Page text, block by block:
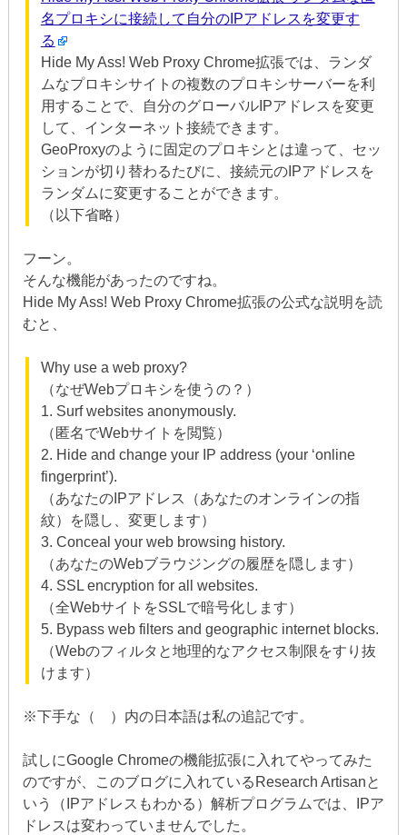
名プロキシに接続して自分のIPアドレスを変更す
る
Hide My Ass! Web Proxy Chrome拡張では、ランダ
ムなプロキシサイトの複数のプロキシサーバーを利
用することで、自分のグローバルIPアドレスを変更
して、インターネット接続できます。
GeoProxyのように固定のプロキシとは違って、セッ
ションが切り替わるたびに、接続元のIPアドレスを
ランダムに変更することができます。
（以下省略）
フーン。
そんな機能があったのですね。
Hide My Ass! Web Proxy Chrome拡張の公式な説明を読
むと、
Why use a web proxy?
（なぜWebプロキシを使うの？）
1. Surf websites anonymously.
（匿名でWebサイトを閲覧）
2. Hide and change your IP address (your ‘online
fingerprint’).
（あなたのIPアドレス（あなたのオンラインの指
紋）を隠し、変更します）
3. Conceal your web browsing history.
（あなたのWebブラウジングの履歴を隠します）
4. SSL encryption for all websites.
（全WebサイトをSSLで暗号化します）
5. Bypass web filters and geographic internet blocks.
（Webのフィルタと地理的なアクセス制限をすり抜
けます）
※下手な（ ）内の日本語は私の追記です。
試しにGoogle Chromeの機能拡張に入れてやってみた
のですが、このブログに入れているResearch Artisanと
いう（IPアドレスもわかる）解析プログラムでは、IPア
ドレスは変わっていませんでした。